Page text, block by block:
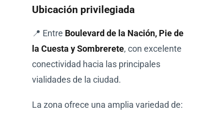
Ubicación privilegiada
📍 Entre Boulevard de la Nación, Pie de
la Cuesta y Sombrerete, con excelente
conectividad hacia las principales
vialidades de la ciudad.
La zona ofrece una amplia variedad de: